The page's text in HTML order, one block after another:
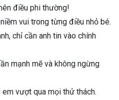
điều phi thường!
vui trong từng điều nhỏ bé.
chỉ cần anh tin vào chính
mạnh mẽ và không ngừng
em vượt qua mọi thử thách.